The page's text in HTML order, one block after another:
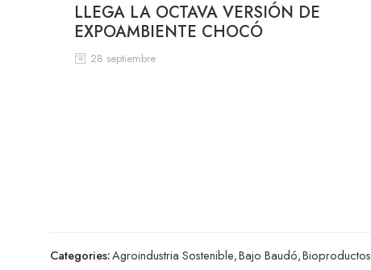
LLEGA LA OCTAVA VERSIÓN DE
EXPOAMBIENTE CHOCÓ
28 septiembre
Categories:Agroindustria Sostenible,Bajo Baudó,Bioproductos